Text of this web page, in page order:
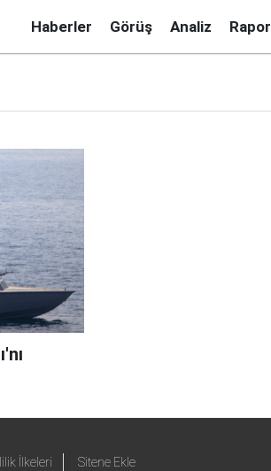
Haberler Görüş Analiz Rapor
İlkeleri Sitene Ekle